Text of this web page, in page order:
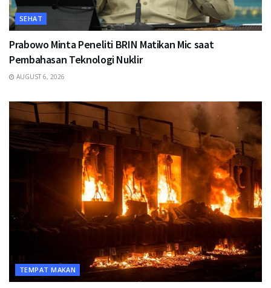
SEHAT
Prabowo Minta Peneliti BRIN Matikan Mic saat
Pembahasan Teknologi Nuklir
AUGUST 6, 2026
TEMPAT MAKAN